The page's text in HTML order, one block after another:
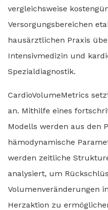
vergleichsweise
Versorgungsbereichen
hausärztlichen Praxis
Intensivmedizin und
Spezialdiagnostik.
CardioVolumeMetrics
an. Mithilfe eines
Modells werden aus den
hämodynamische
werden zeitliche
analysiert, um
Volumenveränderungen
Herzaktion zu